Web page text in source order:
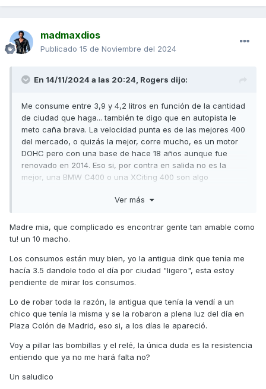
madmaxdios
Publicado 15 de Noviembre del 2024
En 14/11/2024 a las 20:24, Rogers dijo:
Me consume entre 3,9 y 4,2 litros en función de la cantidad
de ciudad que haga... también te digo que en autopista le
meto caña brava. La velocidad punta es de las mejores 400
del mercado, o quizás la mejor, corre mucho, es un motor
DOHC pero con una base de hace 18 años aunque fue
renovado en 2014. Eso si, por contra en salida no es la
mejor, una BMW C400 o una XCiting 400 son algo
sustraigan, de hecho ojito que desde hace un tiempo las
Kymco ya han pasado a ser también golosas, al igual que
las Honda y Yamaha estás expuesto. Hoy día solo te salvas
si tienes una SYM, Daelim, Keeway o algo de eso.
Lo de meter bombillas led delanteras bueno, si no te pasas
con la potencia igual no deslumbras a nadie, aunque en la
ITV dudo que te las pasen.
Sobre los intermitentes en tu caso solo hay que saber si en
la SuperDink el relé de intermitencia es de dos o tres pines...
A ver, sale todo tan económico en AliExpress que lo puedes
una cosa pues pierdes dos o tres euros que no pasa nada.
Ver más
Madre mia, que complicado es encontrar gente tan amable como
tu! un 10 macho.
Los consumos están muy bien, yo la antigua dink que tenía me
hacía 3.5 dandole todo el día por ciudad "ligero", esta estoy
pendiente de mirar los consumos.
Lo de robar toda la razón, la antigua que tenía la vendí a un
chico que tenía la misma y se la robaron a plena luz del día en
Plaza Colón de Madrid, eso si, a los días le apareció.
Voy a pillar las bombillas y el relé, la única duda es la resistencia
entiendo que ya no me hará falta no?
Un saludico